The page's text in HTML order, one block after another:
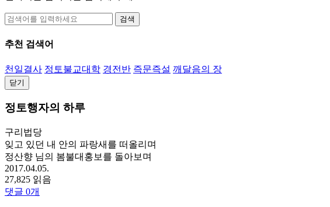
검색
추천 검색어
천일결사 정토불교대학 경전반 즉문즉설 깨달음의 장
닫기
정토행자의 하루
구리법당
잊고 있던 내 안의 파랑새를 떠올리며
정산향 님의 봄불대홍보를 돌아보며
2017.04.05.
27,825 읽음
댓글 0개